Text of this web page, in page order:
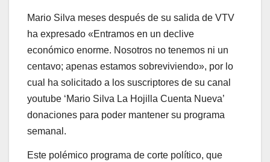
Mario Silva meses después de su salida de VTV
ha expresado «Entramos en un declive
económico enorme. Nosotros no tenemos ni un
centavo; apenas estamos sobreviviendo», por lo
cual ha solicitado a los suscriptores de su canal
youtube ‘Mario Silva La Hojilla Cuenta Nueva’
donaciones para poder mantener su programa
semanal.
Este polémico programa de corte político, que